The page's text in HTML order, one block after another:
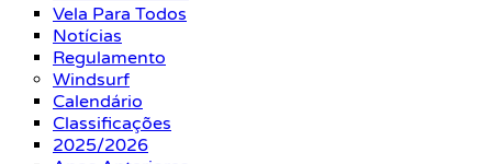
Vela Para Todos
Notícias
Regulamento
Windsurf
Calendário
Classificações
2025/2026